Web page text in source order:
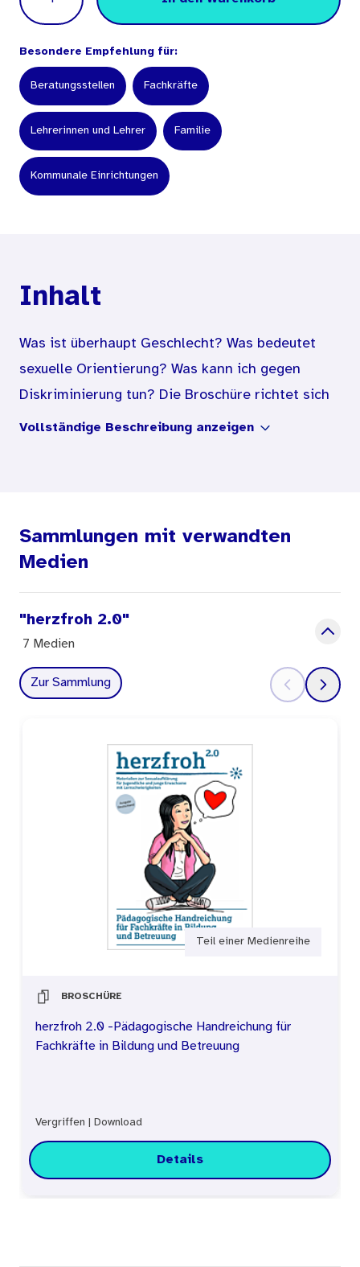
Besondere Empfehlung für:
Beratungsstellen Fachkräfte
Lehrerinnen und Lehrer Familie
Kommunale Einrichtungen
Inhalt
Was ist überhaupt Geschlecht? Was bedeutet
sexuelle Orientierung? Was kann ich gegen
Diskriminierung tun? Die Broschüre richtet sich
an Jugendliche und junge Erwachsene mit
Vollständige Beschreibung anzeigen
Sammlungen mit verwandten
Medien
"herzfroh 2.0"
7 Medien
Zur Sammlung
Teil einer Medienreihe
BROSCHÜRE
herzfroh 2.0 -Pädagogische Handreichung für
Fachkräfte in Bildung und Betreuung
Vergriffen Download
Details